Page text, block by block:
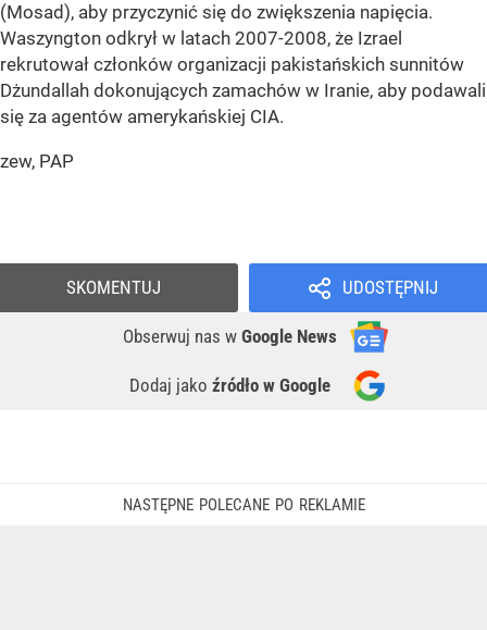
(Mosad), aby przyczynić się do zwiększenia napięcia.
Waszyngton odkrył w latach 2007-2008, że Izrael
rekrutował członków organizacji pakistańskich sunnitów
Dżundallah dokonujących zamachów w Iranie, aby podawali
się za agentów amerykańskiej CIA.
zew, PAP
UDOSTĘPNIJ
SKOMENTUJ
Obserwuj nas w Google News
Dodaj jako źródło w Google